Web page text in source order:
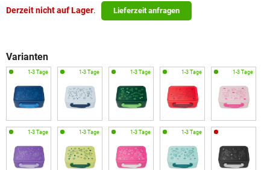
Derzeit nicht auf Lager. Lieferzeit anfragen
Varianten